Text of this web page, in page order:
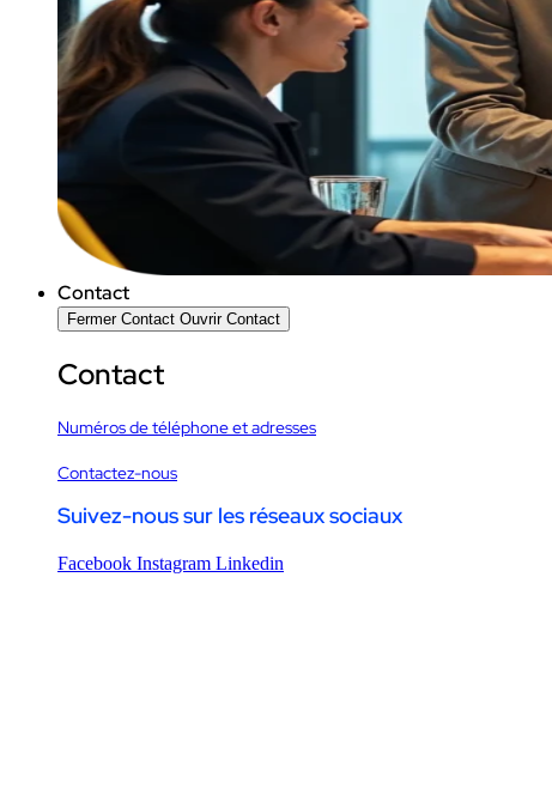
Contact
Fermer Contact Ouvrir Contact
Contact
Numéros de téléphone et adresses
Contactez-nous
Suivez-nous sur les réseaux sociaux
Facebook Instagram Linkedin